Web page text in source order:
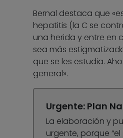
Bernal destaca que
hepatitis (la C se
una herida y entre en
sea más
que se les estudia.
general».
Urgente: Plan
La elaboración y
urgente, porque